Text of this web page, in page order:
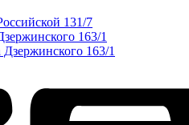
131/7
163/1
163/1